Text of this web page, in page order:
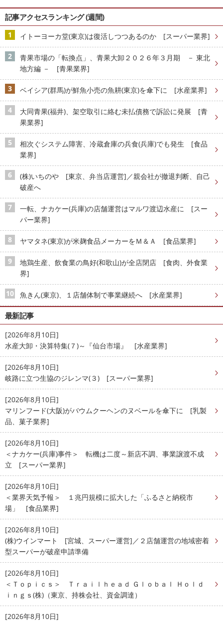
記事アクセスランキング (週間)
イトーヨーカ堂(東京)は復活しつつあるのか [スーパー業界]
青果市場の「転換点」、青果大卸２０２６年３月期 － 東北
地方編 － [青果業界]
ベイシア(群馬)が鮮魚小売の魚耕(東京)を傘下に [水産業界]
大同青果(福井)、架空取引に絡む未払債務で訴訟に発展 [青
果業界]
相次ぐシステム障害、冷蔵倉庫の兵食(兵庫)でも発生 [食品
業界]
(株)いちのや [東京、弁当店運営]／親会社が撤退判断、自己
破産へ
一転、ナカケー(兵庫)の店舗運営はマルワ渡辺水産に [スー
パー業界]
ヤマタネ(東京)が米麹食品メーカーをＭ＆Ａ [食品業界]
地鶏生産、飲食業の鳥好(和歌山)が全店閉店 [食肉、外食業
界]
魚きん(東京)、１店舗体制で事業継続へ [水産業界]
最新記事
[2026年8月10日]
水産大卸・決算特集(７)～『仙台市場』 [水産業界]
[2026年8月10日]
岐路に立つ生協のジレンマ(３) [スーパー業界]
[2026年8月10日]
マリンフード(大阪)がバウムクーヘンのヌベールを傘下に [乳製
品、菓子業界]
[2026年8月10日]
＜ナカケー(兵庫)事件＞ 転機は二度～新店不調、事業譲渡不成
立 [スーパー業界]
[2026年8月10日]
＜業界天気予報＞ １兆円規模に拡大した「ふるさと納税市
場」 [食品業界]
[2026年8月10日]
(株)ウインマート [宮城、スーパー運営]／２店舗運営の地域密着
型スーパーが破産申請準備
[2026年8月10日]
＜Ｔｏｐｉｃｓ＞ Ｔｒａｉｌｈｅａｄ Ｇｌｏｂａｌ Ｈｏｌｄ
ｉｎｇｓ(株)（東京、持株会社、資金調達）
[2026年8月10日]